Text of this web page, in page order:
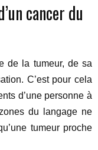
cancer du
de la tumeur, de sa
C’est pour cela
d’une personne à
du langage ne
tumeur proche